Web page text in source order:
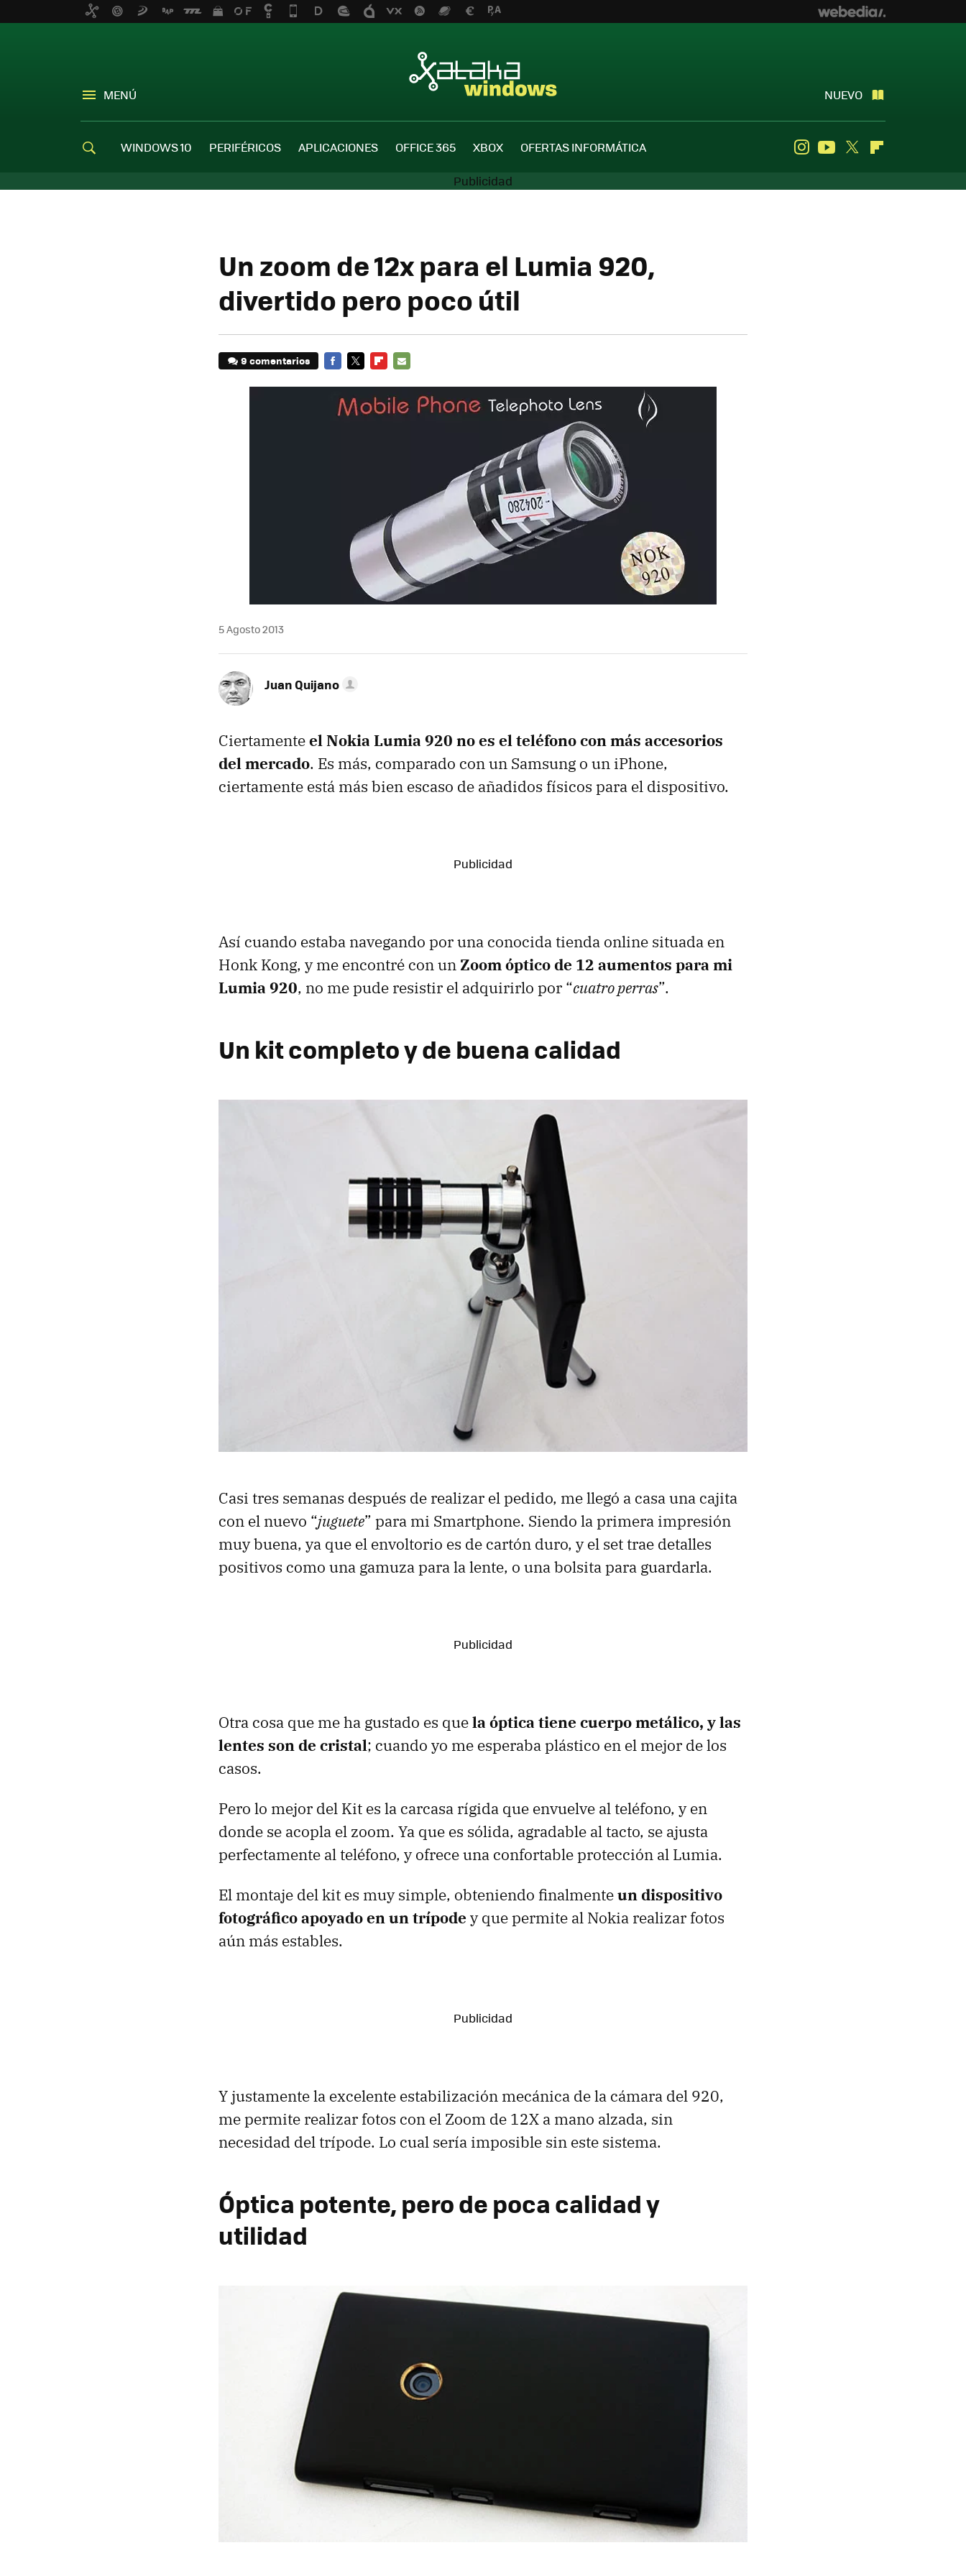
MENÚ NUEVO
WINDOWS 10 PERIFÉRICOS APLICACIONES OFFICE 365 XBOX OFERTAS INFORMÁTICA InstagramYoutube
Twitter
Un zoom de 12x para el Lumia 920,
divertido pero poco útil
9 comentarios
MAIL
5 Agosto 2013
Juan Quijano
Ciertamenteel Nokia Lumia 920 no es el teléfono con más accesorios
del mercado. Es más, comparado con un Samsung o un iPhone,
ciertamente está más bien escaso de añadidos físicos para el dispositivo.
Así cuando estaba navegando por una conocida tienda online situada en
Honk Kong, y me encontré con un Zoom óptico de 12 aumentos para mi
Lumia 920, no me pude resistir el adquirirlo por “cuatro perras”.
Un kit completo y de buena calidad
Casi tres semanas después de realizar el pedido, me llegó a casa una cajita
con el nuevo “juguete” para mi Smartphone. Siendo la primera impresión
muy buena, ya que el envoltorio es de cartón duro, y el set trae detalles
positivos como una gamuza para la lente, o una bolsita para guardarla.
Otra cosa que me ha gustado es quela óptica tiene cuerpo metálico, y las
lentes son de cristal; cuando yo me esperaba plástico en el mejor de los
casos.
Pero lo mejor del Kit es la carcasa rígida que envuelve al teléfono, y en
donde se acopla el zoom. Ya que es sólida, agradable al tacto, se ajusta
perfectamente al teléfono, y ofrece una confortable protección al Lumia.
El montaje del kit es muy simple, obteniendo finalmenteun dispositivo
fotográfico apoyado en un trípode y que permite al Nokia realizar fotos
aún más estables.
Y justamente la excelente estabilización mecánica de la cámara del 920,
me permite realizar fotos con el Zoom de 12X a mano alzada, sin
necesidad del trípode. Lo cual sería imposible sin este sistema.
Óptica potente, pero de poca calidad y
utilidad